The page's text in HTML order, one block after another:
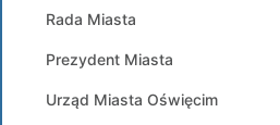
Rada Miasta
Prezydent Miasta
Urząd Miasta Oświęcim